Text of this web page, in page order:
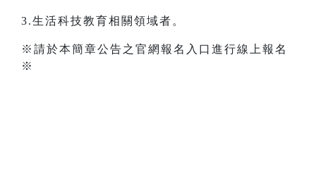
3.生活科技教育相關領域者。
※請於本簡章公告之官網報名入口進行線上報名
※